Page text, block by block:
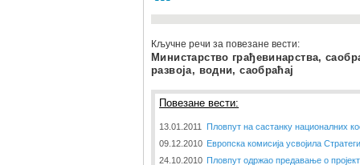
Кључне речи за повезане вести:
Министарство грађевинарства,
развоја, водни, саобраћај
Повезане вести:
13.01.2011
Пловпут на састанку националних
09.12.2010 Европска комисија усвојила
24.10.2010 Пловпут одржао предавање о